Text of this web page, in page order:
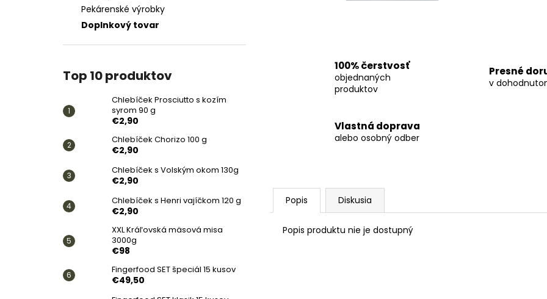
Pekárenské výrobky
Doplnkový tovar
Top 10 produktov
Chlebíček Prosciutto s kozím
syrom 90 g
€2,90
Chlebíček Chorizo 100 g
€2,90
Chlebíček s Volským okom 130g
€2,90
Chlebíček s Henri vajíčkom 120 g
€2,90
XXL Kráľovská mäsová misa
3000g
€98
Fingerfood SET špeciál 15 kusov
€49,50
100% čerstvosť
objednaných
produktov
Presné
v
Vlastná doprava
alebo osobný odber
Popis Diskusia
Popis produktu nie je dostupný
CHLEBÍČEK PROSCIUTTO S KOZÍM